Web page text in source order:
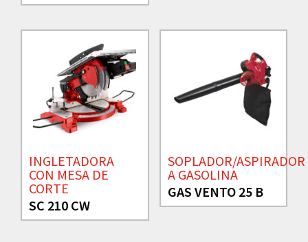
INGLETADORA
CON MESA DE
CORTE
SC 210 CW
SOPLADOR/ASPIRADOR
A GASOLINA
GAS VENTO 25 B